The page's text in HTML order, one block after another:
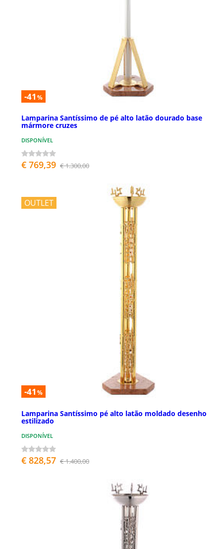
-41 %
Lamparina Santíssimo de pé alto latão dourado base
mármore cruzes
DISPONÍVEL
€ 769,39 € 1.300,00
OUTLET
-41 %
Lamparina Santíssimo pé alto latão moldado desenho
estilizado
DISPONÍVEL
€ 828,57 € 1.400,00